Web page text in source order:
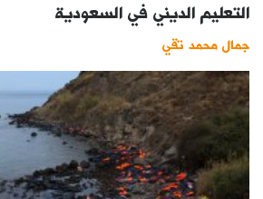
التعليم الديني في السعودية
جمال محمد تقي